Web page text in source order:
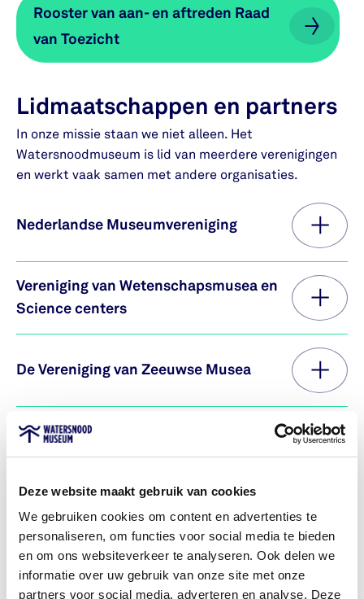
Deze website maakt gebruik van cookies
We gebruiken cookies om content en advertenties te
personaliseren, om functies voor social media te bieden
en om ons websiteverkeer te analyseren. Ook delen we
informatie over uw gebruik van onze site met onze
partners voor social media, adverteren en analyse. Deze
Rooster van aan- en aftreden Raad
van Toezicht
Rooster van aan- en aftreden Raad
van Toezicht
Lidmaatschappen en partners
In onze missie staan we niet alleen. Het
Watersnoodmuseum is lid van meerdere verenigingen
en werkt vaak samen met andere organisaties.
Nederlandse Museumvereniging
Vereniging van Wetenschapsmusea en
Science centers
De Vereniging van Zeeuwse Musea
Vereniging Musea Schouwen-Duiveland
Watersnoodmuseum